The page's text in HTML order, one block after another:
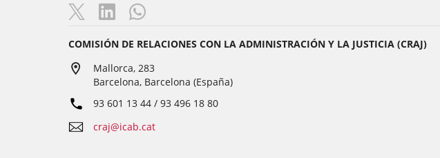
COMISIÓN DE RELACIONES CON LA ADMINISTRACIÓN Y LA JUSTICIA (CRAJ)
Mallorca, 283
Barcelona, Barcelona (España)
93 601 13 44 / 93 496 18 80
craj@icab.cat